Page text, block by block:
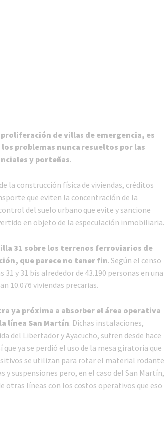
de villas de emergencia, es
problemas nunca resueltos por las
y porteñas.
la construcción física de viviendas, créditos
que eviten la concentración de la
del suelo urbano que evite y sancione
en objeto de la especulación inmobiliaria.
31 sobre los terrenos ferroviarios de
que parece no tener fin. Según el censo
y 31 bis alrededor de 43.190 personas en una
10.076 viviendas precarias.
ya próxima a absorber el área operativa
línea San Martín. Dichas instalaciones,
del Libertador y Ayacucho, sufren desde hace
ya se perdió el uso de la mesa giratoria que
se utilizan para rotar el material rodante
y suspensiones pero, en el caso del San Martín,
otras líneas con los costos operativos que eso